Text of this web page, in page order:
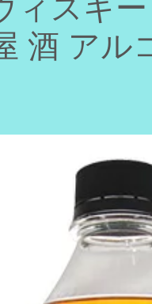
酒 アル